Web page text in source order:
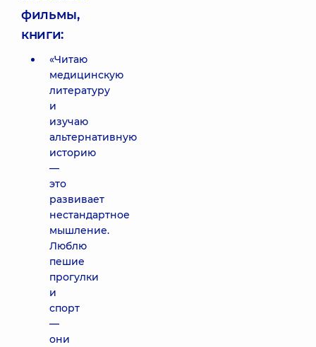
фильмы,
книги:
«Читаю
медицинскую
литературу
и
изучаю
альтернативную
историю
—
это
развивает
нестандартное
мышление.
Люблю
пешие
прогулки
и
спорт
—
они